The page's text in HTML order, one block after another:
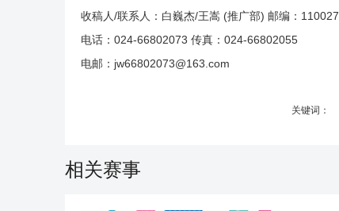
收稿人/联系人：白巍杰/王嵩 (推广部) 邮编：110027
电话：024-66802073 传真：024-66802055
电邮：jw66802073@163.com
关键词：
相关赛事